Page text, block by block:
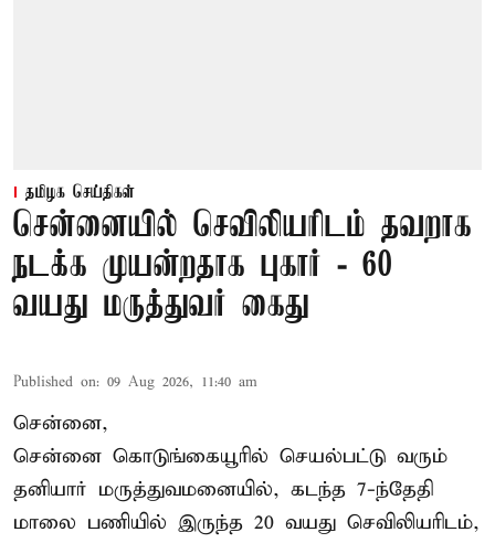
தமிழக செய்திகள்
சென்னையில் செவிலியரிடம் தவறாக
நடக்க முயன்றதாக புகார் - 60
வயது மருத்துவர் கைது
Published on: 09 Aug 2026, 11:40 am
சென்னை,
சென்னை கொடுங்கையூரில் செயல்பட்டு வரும்
தனியார் மருத்துவமனையில், கடந்த 7-ந்தேதி
மாலை பணியில் இருந்த 20 வயது செவிலியரிடம்,